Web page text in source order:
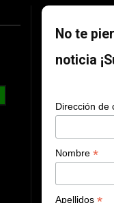
No te
noticia
Dirección
Nombre*
Apellidos